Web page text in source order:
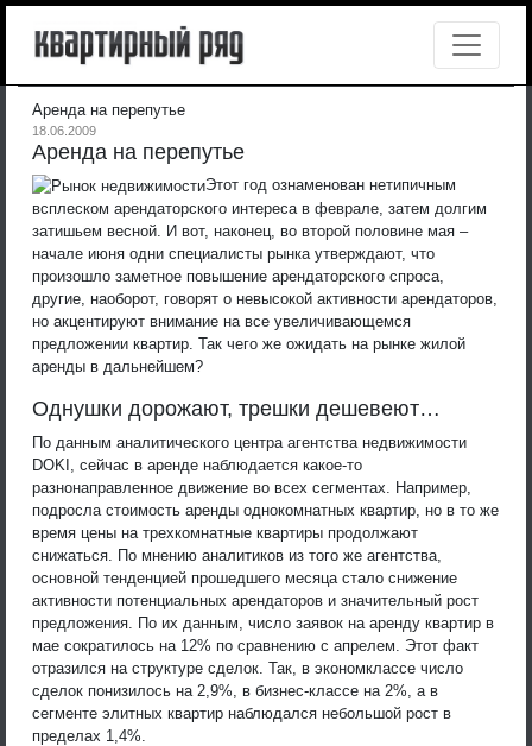
Аренда на перепутье
18.06.2009
Аренда на перепутье
Этот год ознаменован нетипичным
всплеском арендаторского интереса в феврале, затем долгим
затишьем весной. И вот, наконец, во второй половине мая –
начале июня одни специалисты рынка утверждают, что
произошло заметное повышение арендаторского спроса,
другие, наоборот, говорят о невысокой активности арендаторов,
но акцентируют внимание на все увеличивающемся
предложении квартир. Так чего же ожидать на рынке жилой
аренды в дальнейшем?
Однушки дорожают, трешки дешевеют…
По данным аналитического центра агентства недвижимости
DOKI, сейчас в аренде наблюдается какое-то
разнонаправленное движение во всех сегментах. Например,
подросла стоимость аренды однокомнатных квартир, но в то же
время цены на трехкомнатные квартиры продолжают
снижаться. По мнению аналитиков из того же агентства,
основной тенденцией прошедшего месяца стало снижение
активности потенциальных арендаторов и значительный рост
предложения. По их данным, число заявок на аренду квартир в
мае сократилось на 12% по сравнению с апрелем. Этот факт
отразился на структуре сделок. Так, в экономклассе число
сделок понизилось на 2,9%, в бизнес-классе на 2%, а в
сегменте элитных квартир наблюдался небольшой рост в
пределах 1,4%.